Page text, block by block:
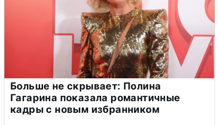
Больше не скрывает: Полина
Гагарина показала романтичные
кадры с новым избранником